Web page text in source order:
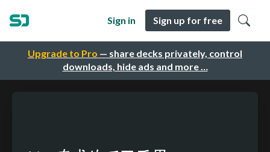
Upgrade to Pro — share decks privately, control
downloads, hide ads and more …
Sign in Sign up for free